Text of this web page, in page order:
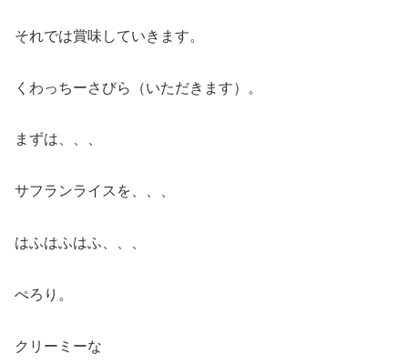
それでは賞味していきます。
くわっちーさびら（いただきます）。
まずは、、、
サフランライスを、、、
はふはふはふ、、、
ぺろり。
クリーミーな